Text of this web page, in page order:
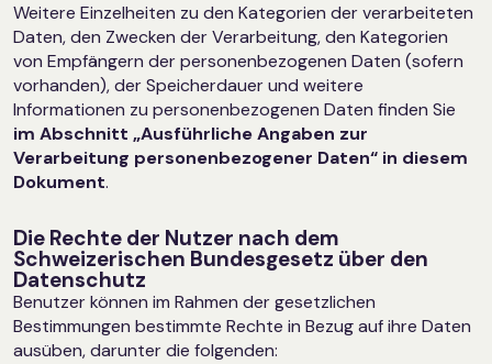
Weitere Einzelheiten zu den Kategorien der verarbeiteten
Daten, den Zwecken der Verarbeitung, den Kategorien
von Empfängern der personenbezogenen Daten (sofern
vorhanden), der Speicherdauer und weitere
Informationen zu personenbezogenen Daten finden Sie
im Abschnitt „Ausführliche Angaben zur
Verarbeitung personenbezogener Daten“ in diesem
Dokument.
Die Rechte der Nutzer nach dem
Schweizerischen Bundesgesetz über den
Datenschutz
Benutzer können im Rahmen der gesetzlichen
Bestimmungen bestimmte Rechte in Bezug auf ihre Daten
ausüben, darunter die folgenden: